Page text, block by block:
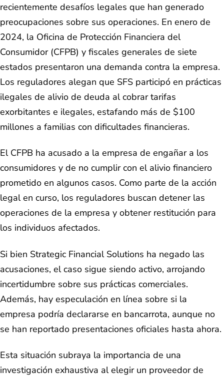
recientemente desafíos legales que han generado
preocupaciones sobre sus operaciones. En enero de
2024, la Oficina de Protección Financiera del
Consumidor (CFPB) y fiscales generales de siete
estados presentaron una demanda contra la empresa.
Los reguladores alegan que SFS participó en prácticas
ilegales de alivio de deuda al cobrar tarifas
exorbitantes e ilegales, estafando más de $100
millones a familias con dificultades financieras.
El CFPB ha acusado a la empresa de engañar a los
consumidores y de no cumplir con el alivio financiero
prometido en algunos casos. Como parte de la acción
legal en curso, los reguladores buscan detener las
operaciones de la empresa y obtener restitución para
los individuos afectados.
Si bien Strategic Financial Solutions ha negado las
acusaciones, el caso sigue siendo activo, arrojando
incertidumbre sobre sus prácticas comerciales.
Además, hay especulación en línea sobre si la
empresa podría declararse en bancarrota, aunque no
se han reportado presentaciones oficiales hasta ahora.
Esta situación subraya la importancia de una
investigación exhaustiva al elegir un proveedor de